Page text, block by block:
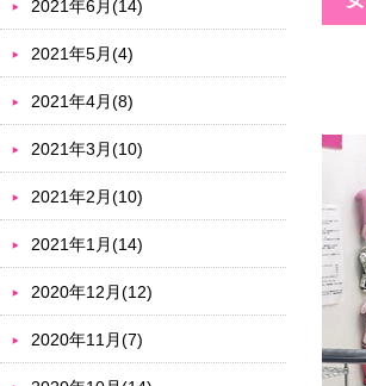
2021年6月(14)
2021年5月(4)
2021年4月(8)
2021年3月(10)
2021年2月(10)
2021年1月(14)
2020年12月(12)
2020年11月(7)